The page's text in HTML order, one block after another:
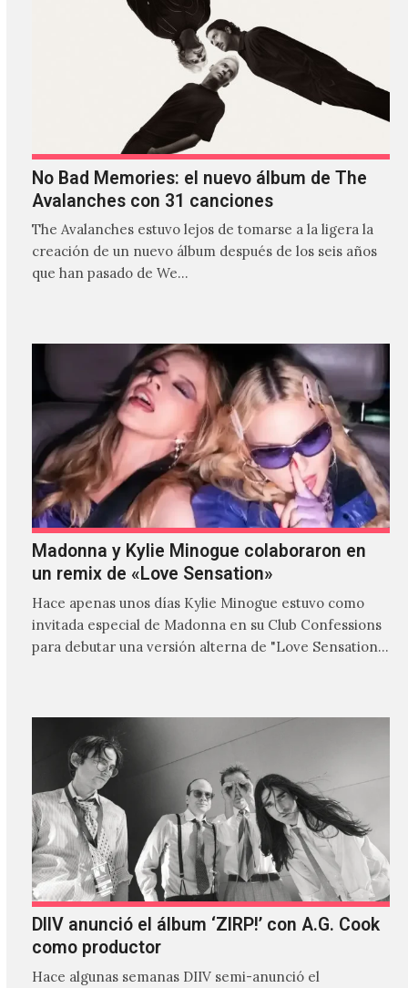
No Bad Memories: el nuevo álbum de The
Avalanches con 31 canciones
The Avalanches estuvo lejos de tomarse a la ligera la
creación de un nuevo álbum después de los seis años
que han pasado de We…
Madonna y Kylie Minogue colaboraron en
un remix de «Love Sensation»
Hace apenas unos días Kylie Minogue estuvo como
invitada especial de Madonna en su Club Confessions
para debutar una versión alterna de "Love Sensation",
DIIV anunció el álbum ‘ZIRP!’ con A.G. Cook
como productor
Hace algunas semanas DIIV semi-anunció el